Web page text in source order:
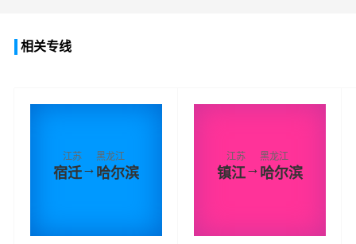
相关专线
江苏
宿迁→
黑龙江
哈尔滨
江苏
镇江→
黑龙江
哈尔滨